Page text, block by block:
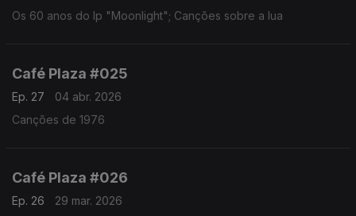
Os 60 anos do lp "Moonlight"; Canções sobre a lua
Café Plaza #025
Ep. 27
04 abr. 2026
Canções de 1976
Café Plaza #026
Ep. 26 29 mar. 2026